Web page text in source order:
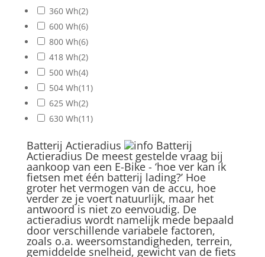
360 Wh(2)
600 Wh(6)
800 Wh(6)
418 Wh(2)
500 Wh(4)
504 Wh(11)
625 Wh(2)
630 Wh(11)
Batterij Actieradius Batterij
Actieradius De meest gestelde vraag bij
aankoop van een E-Bike - ‘hoe ver kan ik
fietsen met één batterij lading?’ Hoe
groter het vermogen van de accu, hoe
verder ze je voert natuurlijk, maar het
antwoord is niet zo eenvoudig. De
actieradius wordt namelijk mede bepaald
door verschillende variabele factoren,
zoals o.a. weersomstandigheden, terrein,
gemiddelde snelheid, gewicht van de fiets